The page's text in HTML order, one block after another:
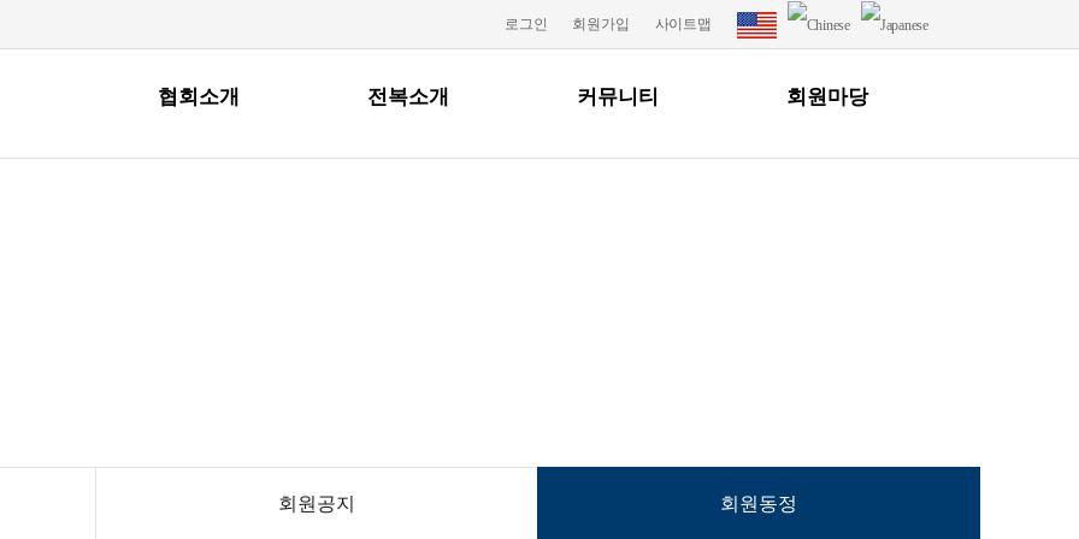
로그인 회원가입 사이트맵
협회소개 전복소개 커뮤니티 회원마당
회원공지 회원동정